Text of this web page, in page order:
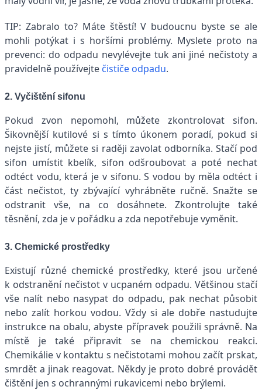
TIP: Zabralo to? Máte štěstí! V budoucnu byste se ale
mohli potýkat i s horšími problémy. Myslete proto na
prevenci: do odpadu nevylévejte tuk ani jiné nečistoty a
pravidelně používejte čističe odpadu.
2. Vyčištění sifonu
Pokud zvon nepomohl, můžete zkontrolovat sifon.
Šikovnější kutilové si s tímto úkonem poradí, pokud si
nejste jistí, můžete si raději zavolat odborníka. Stačí pod
sifon umístit kbelík, sifon odšroubovat a poté nechat
odtéct vodu, která je v sifonu. S vodou by měla odtéct i
část nečistot, ty zbývající vyhrábněte ručně. Snažte se
odstranit vše, na co dosáhnete. Zkontrolujte také
těsnění, zda je v pořádku a zda nepotřebuje vyměnit.
3. Chemické prostředky
Existují různé chemické prostředky, které jsou určené
k odstranění nečistot v ucpaném odpadu. Většinou stačí
vše nalít nebo nasypat do odpadu, pak nechat působit
nebo zalít horkou vodou. Vždy si ale dobře nastudujte
instrukce na obalu, abyste přípravek použili správně. Na
místě je také připravit se na chemickou reakci.
Chemikálie v kontaktu s nečistotami mohou začít prskat,
smrdět a jinak reagovat. Někdy je proto dobré provádět
čištění jen s ochrannými rukavicemi nebo brýlemi.